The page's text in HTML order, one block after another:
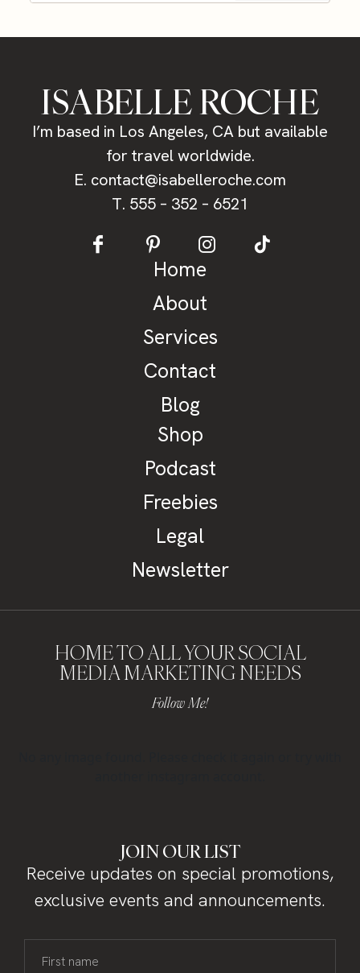
Home
About
Services
Contact
Blog
ISABELLE ROCHE
I’m based in Los Angeles, CA but available
for travel worldwide.
E. contact@isabelleroche.com
T. 555 – 352 – 6521
Shop
Podcast
Freebies
Legal
Newsletter
HOME TO ALL YOUR SOCIAL
MEDIA MARKETING NEEDS
Follow Me!
JOIN OUR LIST
Receive updates on special promotions,
exclusive events and announcements.
First name